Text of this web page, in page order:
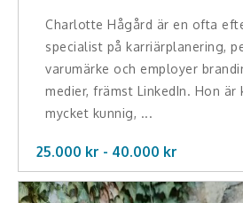
Charlotte Hågård är en ofta
specialist på karriärplanering,
varumärke och employer
medier, främst LinkedIn. Hon är
mycket kunnig, ...
25.000 kr - 40.000 kr